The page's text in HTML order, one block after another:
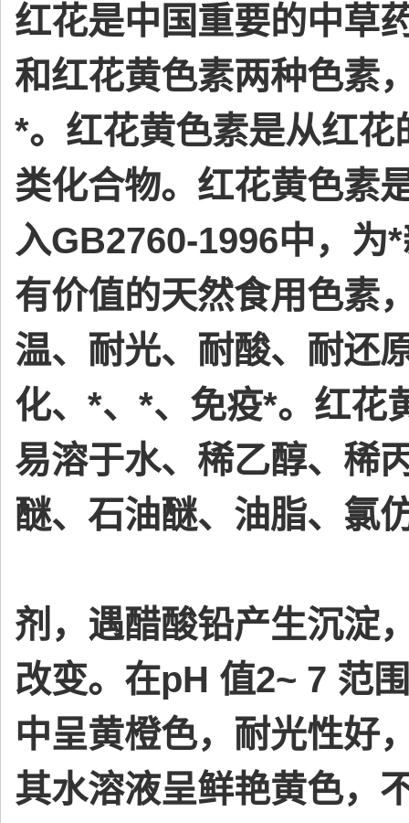
红花是中国重要的中草
和红花黄色素两种色素
*。红花黄色素是从红
类化合物。红花黄色素
入GB2760-1996中，为
有价值的天然食用色素
温、耐光、耐酸、耐还
化、*、*、免疫*。红
易溶于水、稀乙醇、稀
醚、石油醚、油脂、氯
剂，遇醋酸铅产生沉淀
改变。在pH 值2~ 7 范
中呈黄橙色，耐光性好
其水溶液呈鲜艳黄色，